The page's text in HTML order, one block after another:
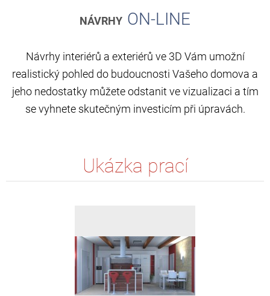
NÁVRHY ON-LINE
Návrhy interiérů a exteriérů ve 3D Vám umožní
realistický pohled do budoucnosti Vašeho domova a
jeho nedostatky můžete odstanit ve vizualizaci a tím
se vyhnete skutečným investicím při úpravách.
Ukázka prací